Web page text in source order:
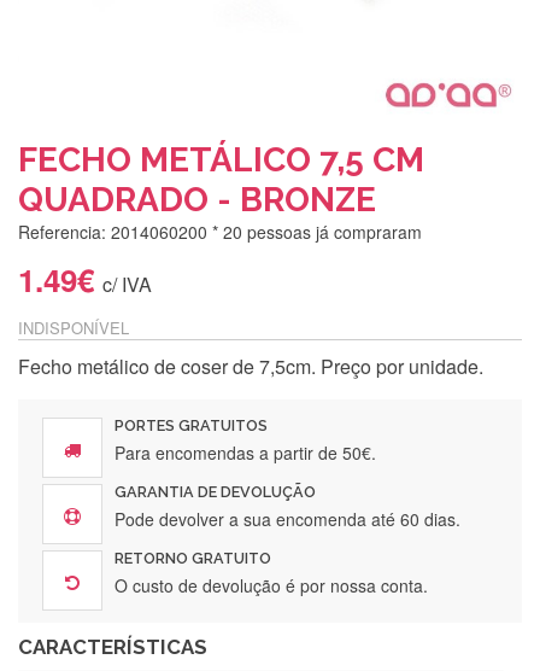
FECHO METÁLICO 7,5 CM
QUADRADO - BRONZE
Referencia: 2014060200 * 20 pessoas já compraram
1.49€ c/ IVA
INDISPONÍVEL
Fecho metálico de coser de 7,5cm. Preço por unidade.
PORTES GRATUITOS
Para encomendas a partir de 50€.
GARANTIA DE DEVOLUÇÃO
Pode devolver a sua encomenda até 60 dias.
RETORNO GRATUITO
O custo de devolução é por nossa conta.
CARACTERÍSTICAS
Silvia Lopes
encomendar.
Silvia André
Gostei ,Serviço bastante rápido. recomendo